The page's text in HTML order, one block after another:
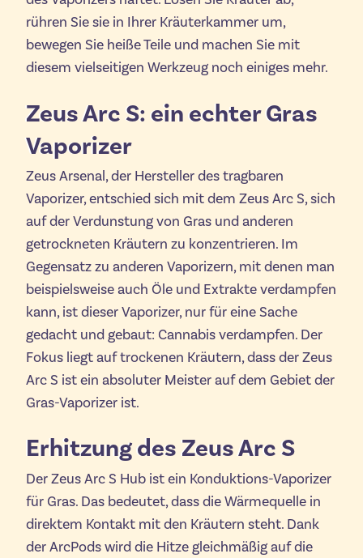
rühren Sie sie in Ihrer Kräuterkammer um,
bewegen Sie heiße Teile und machen Sie mit
diesem vielseitigen Werkzeug noch einiges mehr.
Zeus Arc S: ein echter Gras
Vaporizer
Zeus Arsenal, der Hersteller des tragbaren
Vaporizer, entschied sich mit dem Zeus Arc S, sich
auf der Verdunstung von Gras und anderen
getrockneten Kräutern zu konzentrieren. Im
Gegensatz zu anderen Vaporizern, mit denen man
beispielsweise auch Öle und Extrakte verdampfen
kann, ist dieser Vaporizer, nur für eine Sache
gedacht und gebaut: Cannabis verdampfen. Der
Fokus liegt auf trockenen Kräutern, dass der Zeus
Arc S ist ein absoluter Meister auf dem Gebiet der
Gras-Vaporizer ist.
Erhitzung des Zeus Arc S
Der Zeus Arc S Hub ist ein Konduktions-Vaporizer
für Gras. Das bedeutet, dass die Wärmequelle in
direktem Kontakt mit den Kräutern steht. Dank
der ArcPods wird die Hitze gleichmäßig auf die